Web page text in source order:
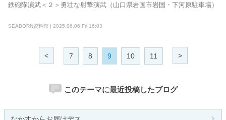
鉄砲隊演武＜２＞勇壮な射撃演武（山口県岩国市岩国・下河原駐車場）
SEABORN資料館 | 2025.06.06 Fri 16:03
< 7 8 9 10 11 >
このテーマに最近投稿したブログ